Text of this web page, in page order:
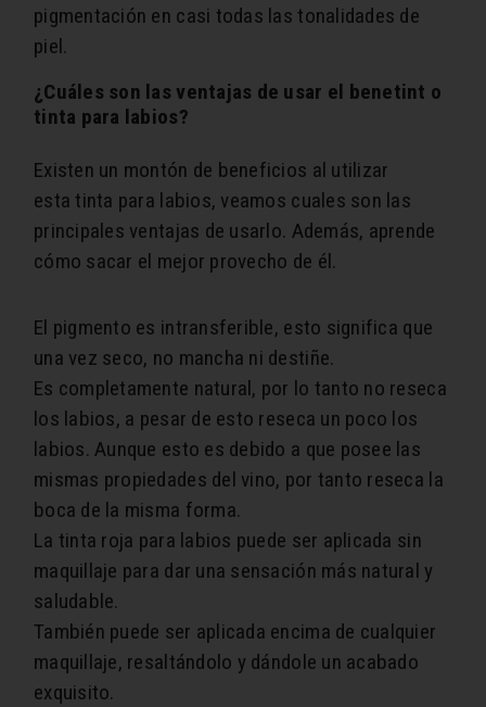
pigmentación en casi todas las tonalidades de
piel.
¿Cuáles son las ventajas de usar el benetint o
tinta para labios?
Existen un montón de beneficios al utilizar
esta tinta para labios, veamos cuales son las
principales ventajas de usarlo. Además, aprende
cómo sacar el mejor provecho de él.
El pigmento es intransferible, esto significa que
una vez seco, no mancha ni destiñe.
Es completamente natural, por lo tanto no reseca
los labios, a pesar de esto reseca un poco los
labios. Aunque esto es debido a que posee las
mismas propiedades del vino, por tanto reseca la
boca de la misma forma.
La tinta roja para labios puede ser aplicada sin
maquillaje para dar una sensación más natural y
saludable.
También puede ser aplicada encima de cualquier
maquillaje, resaltándolo y dándole un acabado
exquisito.